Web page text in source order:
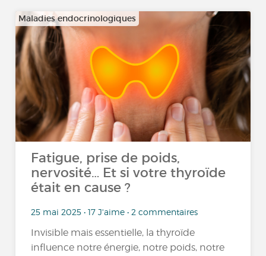
Maladies endocrinologiques
Fatigue, prise de poids,
nervosité… Et si votre thyroïde
était en cause ?
25 mai 2025 • 17 J'aime • 2 commentaires
Invisible mais essentielle, la thyroïde
influence notre énergie, notre poids, notre